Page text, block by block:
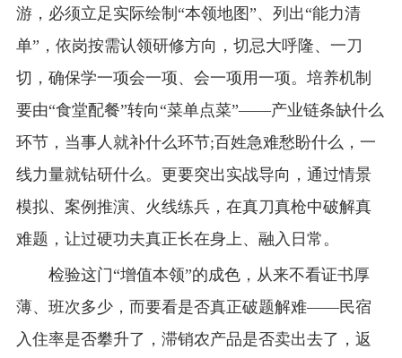
游，必须立足实际绘制“本领地图”、列出“能力清
单”，依岗按需认领研修方向，切忌大呼隆、一刀
切，确保学一项会一项、会一项用一项。培养机制
要由“食堂配餐”转向“菜单点菜”——产业链条缺什么
环节，当事人就补什么环节;百姓急难愁盼什么，一
线力量就钻研什么。更要突出实战导向，通过情景
模拟、案例推演、火线练兵，在真刀真枪中破解真
难题，让过硬功夫真正长在身上、融入日常。
检验这门“增值本领”的成色，从来不看证书厚
薄、班次多少，而要看是否真正破题解难——民宿
入住率是否攀升了，滞销农产品是否卖出去了，返